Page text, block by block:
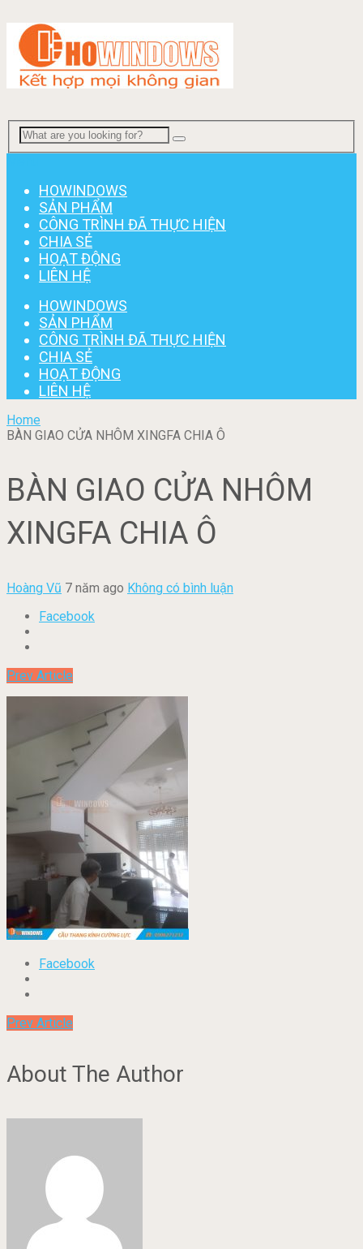
HOWINDOWS
SẢN PHẨM
CÔNG TRÌNH ĐÃ THỰC HIỆN
CHIA SẺ
HOẠT ĐỘNG
LIÊN HỆ
HOWINDOWS
SẢN PHẨM
CÔNG TRÌNH ĐÃ THỰC HIỆN
CHIA SẺ
HOẠT ĐỘNG
LIÊN HỆ
Home
BÀN GIAO CỬA NHÔM XINGFA CHIA Ô
BÀN GIAO CỬA NHÔM
XINGFA CHIA Ô
Hoàng Vũ 7 năm ago Không có bình luận
Facebook
Prev Article
Facebook
Prev Article
About The Author